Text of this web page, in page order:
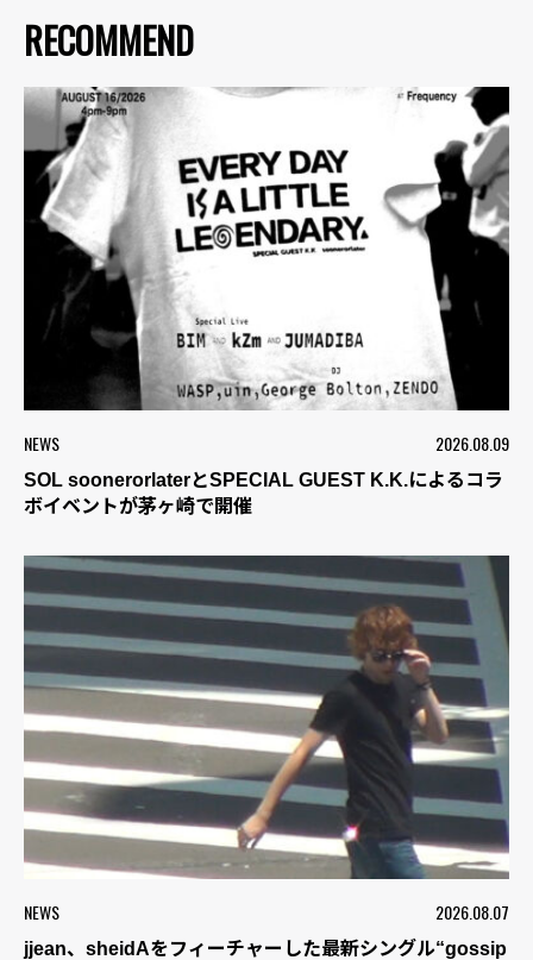
RECOMMEND
NEWS 2026.08.09
SOL soonerorlaterとSPECIAL GUEST K.K.によるコラ
ボイベントが茅ヶ崎で開催
NEWS 2026.08.07
jjean、sheidAをフィーチャーした最新シングル“gossip